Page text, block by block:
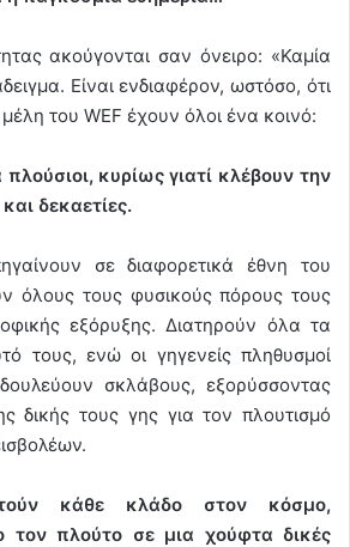
ακούγονται σαν όνειρο: «Καμία
Είναι ενδιαφέρον, ωστόσο, ότι
μέλη του WEF έχουν όλοι ένα κοινό:
πλούσιοι, κυρίως γιατί κλέβουν την
δεκαετίες.
σε διαφορετικά έθνη του
όλους τους φυσικούς πόρους τους
εξόρυξης. Διατηρούν όλα τα
τους, ενώ οι γηγενείς πληθυσμοί
σκλάβους, εξορύσσοντας
δικής τους γης για τον πλουτισμό
κάθε κλάδο στον κόσμο,
τον πλούτο σε μια χούφτα δικές